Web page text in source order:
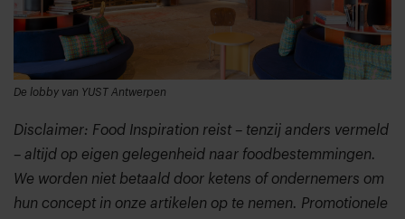
De lobby van YUST Antwerpen
Disclaimer: Food Inspiration reist – tenzij anders vermeld
– altijd op eigen gelegenheid naar foodbestemmingen.
We worden niet betaald door ketens of ondernemers om
hun concept in onze artikelen op te nemen. Promotionele